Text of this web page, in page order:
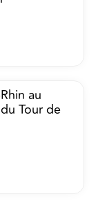
au
Tour de